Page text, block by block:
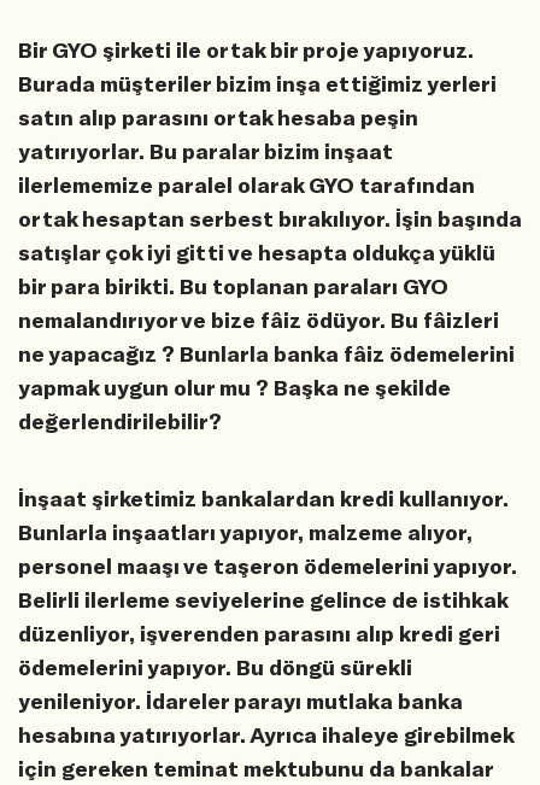
Bir GYO şirketi ile ortak bir proje yapıyoruz.
Burada müşteriler bizim inşa ettiğimiz yerleri
satın alıp parasını ortak hesaba peşin
yatırıyorlar. Bu paralar bizim inşaat
ilerlememize paralel olarak GYO tarafından
ortak hesaptan serbest bırakılıyor. İşin başında
satışlar çok iyi gitti ve hesapta oldukça yüklü
bir para birikti. Bu toplanan paraları GYO
nemalandırıyor ve bize fâiz ödüyor. Bu fâizleri
ne yapacağız ? Bunlarla banka fâiz ödemelerini
yapmak uygun olur mu ? Başka ne şekilde
değerlendirilebilir?
İnşaat şirketimiz bankalardan kredi kullanıyor.
Bunlarla inşaatları yapıyor, malzeme alıyor,
personel maaşı ve taşeron ödemelerini yapıyor.
Belirli ilerleme seviyelerine gelince de istihkak
düzenliyor, işverenden parasını alıp kredi geri
ödemelerini yapıyor. Bu döngü sürekli
yenileniyor. İdareler parayı mutlaka banka
hesabına yatırıyorlar. Ayrıca ihaleye girebilmek
için gereken teminat mektubunu da bankalar